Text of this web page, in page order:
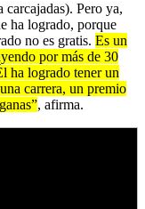
carcajadas). Pero ya,
ha logrado, porque
no es gratis. Es un
por más de 30
ha logrado tener un
carrera, un premio
, afirma.